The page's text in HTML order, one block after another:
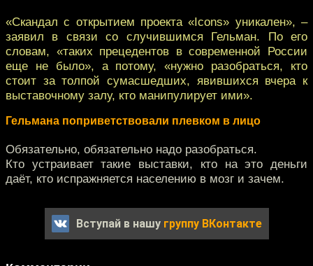
«Скандал с открытием проекта «Icons» уникален», –
заявил в связи со случившимся Гельман. По его
словам, «таких прецедентов в современной России
еще не было», а потому, «нужно разобраться, кто
стоит за толпой сумасшедших, явившихся вчера к
выставочному залу, кто манипулирует ими».
Гельмана поприветствовали плевком в лицо
Обязательно, обязательно надо разобраться.
Кто устраивает такие выставки, кто на это деньги
даёт, кто испражняется населению в мозг и зачем.
Вступай в нашу группу ВКонтакте